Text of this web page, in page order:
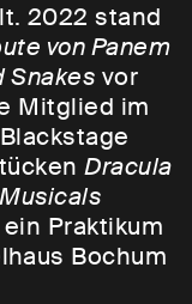
2022 stand
von Panem
Snakes vor
Mitglied im
Dracula
Praktikum
Bochum